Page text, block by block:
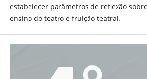
estabelecer parâmetros de reflexão
ensino do teatro e fruição teatral.